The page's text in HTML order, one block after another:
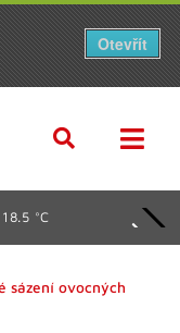
°C
sázení ovocných
Otevřít